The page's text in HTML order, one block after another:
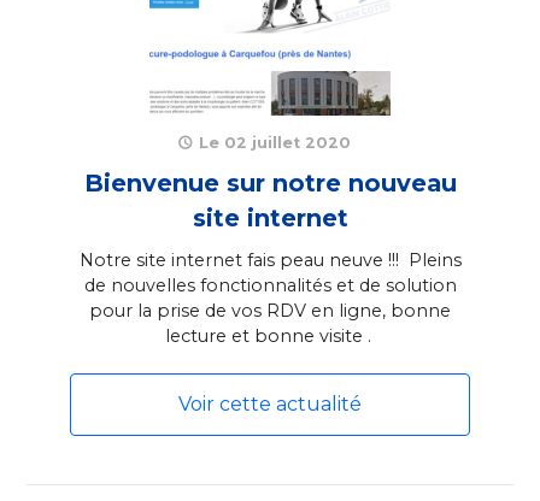
Le 02 juillet 2020
Bienvenue sur notre nouveau
site internet
Notre site internet fais peau neuve !!! Pleins
de nouvelles fonctionnalités et de solution
pour la prise de vos RDV en ligne, bonne
lecture et bonne visite .
Voir cette actualité